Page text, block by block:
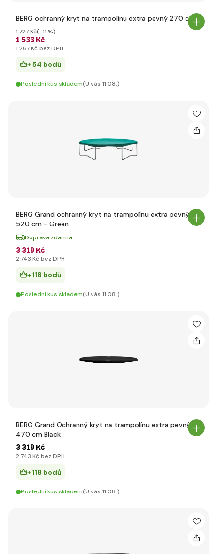
BERG ochranný kryt na trampolínu extra pevný 270 cm
1 533 Kč
1 727 Kč(-11 %)
1 267 Kč bez DPH
+ 54 bodů
Poslední kus skladem(U vás 11.08.)
BERG Grand ochranný kryt na trampolínu extra pevný
520 cm - Green
Doprava zdarma
3 319 Kč
2 743 Kč bez DPH
+ 118 bodů
Poslední kus skladem(U vás 11.08.)
BERG Grand Ochranný kryt na trampolínu extra pevný
470 cm Black
3 319 Kč
2 743 Kč bez DPH
+ 118 bodů
Poslední kus skladem(U vás 11.08.)